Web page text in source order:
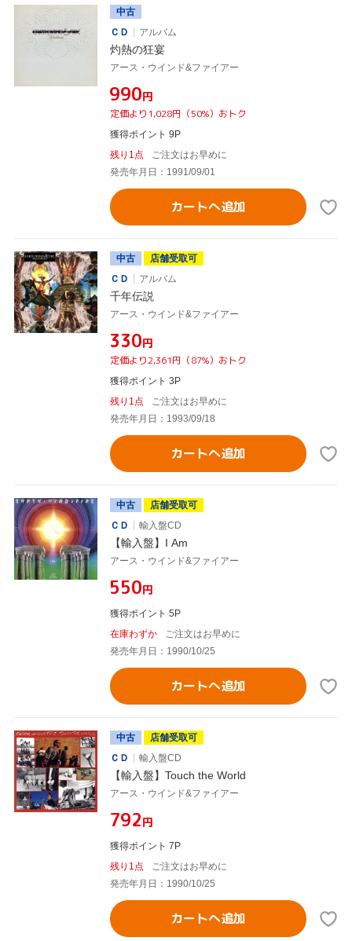
中古
ＣＤ
アルバム
灼熱の狂宴
アース・ウインド&ファイアー
¥990円
定価より1,028円（50%）おトク
獲得ポイント 9P
残り1点
ご注文はお早めに
発売年月日：1991/09/01
カートへ追加
中古
店舗受取可
ＣＤ
アルバム
千年伝説
アース・ウインド&ファイアー
¥330円
定価より2,361円（87%）おトク
獲得ポイント 3P
残り1点
ご注文はお早めに
発売年月日：1993/09/18
カートへ追加
中古
店舗受取可
ＣＤ
輸入盤CD
【輸入盤】I Am
アース・ウインド&ファイアー
¥550円
獲得ポイント 5P
在庫わずか
ご注文はお早めに
発売年月日：1990/10/25
カートへ追加
中古
店舗受取可
ＣＤ
輸入盤CD
【輸入盤】Touch the World
アース・ウインド&ファイアー
¥792円
獲得ポイント 7P
残り1点
ご注文はお早めに
発売年月日：1990/10/25
カートへ追加